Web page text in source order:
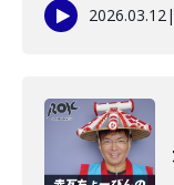
2026.03.12|